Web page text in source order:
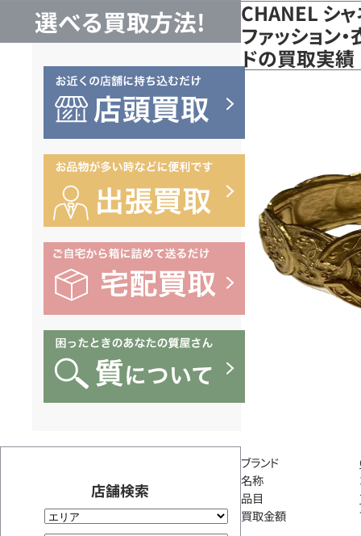
選べる買取方法!
店舗検索
CHANEL シ
ファッション
ドの買取実績
ブランド
名称
品目
買取金額